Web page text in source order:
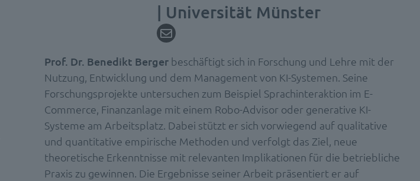
| Universität Münster
Prof. Dr. Benedikt Berger beschäftigt sich in Forschung und Lehre mit der
Nutzung, Entwicklung und dem Management von KI-Systemen. Seine
Forschungsprojekte untersuchen zum Beispiel Sprachinteraktion im E-
Commerce, Finanzanlage mit einem Robo-Advisor oder generative KI-
Systeme am Arbeitsplatz. Dabei stützt er sich vorwiegend auf qualitative
und quantitative empirische Methoden und verfolgt das Ziel, neue
theoretische Erkenntnisse mit relevanten Implikationen für die betriebliche
Praxis zu gewinnen. Die Ergebnisse seiner Arbeit präsentiert er auf